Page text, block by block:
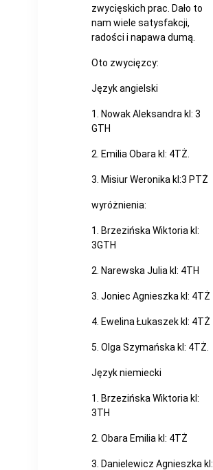
zwycięskich prac. Dało to
nam wiele satysfakcji,
radości i napawa dumą.
Oto zwycięzcy:
Język angielski
1. Nowak Aleksandra kl: 3
GTH
2. Emilia Obara kl: 4TŻ.
3. Misiur Weronika kl:3 PTŻ
wyróżnienia:
1. Brzezińska Wiktoria kl:
3GTH
2. Narewska Julia kl: 4TH
3. Joniec Agnieszka kl: 4TŻ
4. Ewelina Łukaszek kl: 4TŻ
5. Olga Szymańska kl: 4TŻ.
Język niemiecki
1. Brzezińska Wiktoria kl:
3TH
2. Obara Emilia kl: 4TŻ
3. Danielewicz Agnieszka kl: